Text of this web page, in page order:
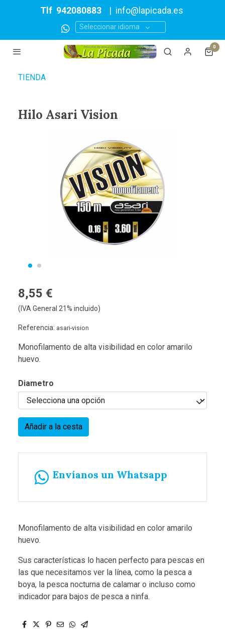
Tlf 942080883 info@lapicada.es
Seleccionar idioma
0
TIENDA
Hilo Asari Vision
8,55 €
(IVA General 21% incluido)
Referencia: asari-vision
Monofilamento de alta visibilidad en color amarilo
huevo.
Diametro
Añadir a la cesta
Envíanos un Whatsapp
Monofilamento de alta visibilidad en color amarilo
huevo.
Sus características lo hacen perfecto para pescas en
las que necesitamos ver la línea, como la pesca a
boya, la pesca nocturna de calamar o incluso como
indicador para bajos de pesca a ninfa.